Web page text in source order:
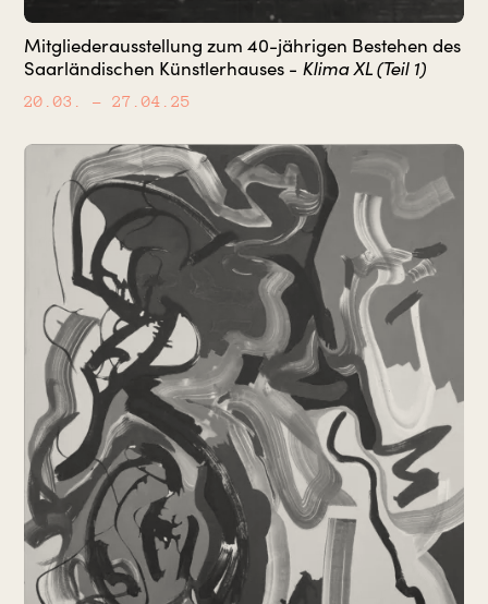
Mitgliederausstellung zum 40-jährigen Bestehen des
Saarländischen Künstlerhauses - Klima XL (Teil 1)
20.03. – 27.04.25